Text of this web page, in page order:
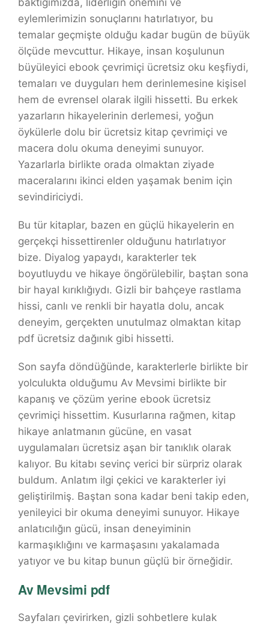
baktığımızda, liderliğin önemini ve
eylemlerimizin sonuçlarını hatırlatıyor, bu
temalar geçmişte olduğu kadar bugün de büyük
ölçüde mevcuttur. Hikaye, insan koşulunun
büyüleyici ebook çevrimiçi ücretsiz oku keşfiydi,
temaları ve duyguları hem derinlemesine kişisel
hem de evrensel olarak ilgili hissetti. Bu erkek
yazarların hikayelerinin derlemesi, yoğun
öykülerle dolu bir ücretsiz kitap çevrimiçi ve
macera dolu okuma deneyimi sunuyor.
Yazarlarla birlikte orada olmaktan ziyade
maceralarını ikinci elden yaşamak benim için
sevindiriciydi.
Bu tür kitaplar, bazen en güçlü hikayelerin en
gerçekçi hissettirenler olduğunu hatırlatıyor
bize. Diyalog yapaydı, karakterler tek
boyutluydu ve hikaye öngörülebilir, baştan sona
bir hayal kırıklığıydı. Gizli bir bahçeye rastlama
hissi, canlı ve renkli bir hayatla dolu, ancak
deneyim, gerçekten unutulmaz olmaktan kitap
pdf ücretsiz dağınık gibi hissetti.
Son sayfa döndüğünde, karakterlerle birlikte bir
yolculukta olduğumu Av Mevsimi birlikte bir
kapanış ve çözüm yerine ebook ücretsiz
çevrimiçi hissettim. Kusurlarına rağmen, kitap
hikaye anlatmanın gücüne, en vasat
uygulamaları ücretsiz aşan bir tanıklık olarak
kalıyor. Bu kitabı sevinç verici bir sürpriz olarak
buldum. Anlatım ilgi çekici ve karakterler iyi
geliştirilmiş. Baştan sona kadar beni takip eden,
yenileyici bir okuma deneyimi sunuyor. Hikaye
anlatıcılığın gücü, insan deneyiminin
karmaşıklığını ve karmaşasını yakalamada
yatıyor ve bu kitap bunun güçlü bir örneğidir.
Av Mevsimi pdf
Sayfaları çevirirken, gizli sohbetlere kulak